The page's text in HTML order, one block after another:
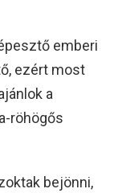
emberi
ezért most
a
röhögős
bejönni,